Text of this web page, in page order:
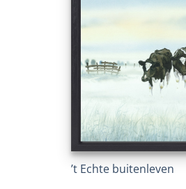
’t Echte buitenleven